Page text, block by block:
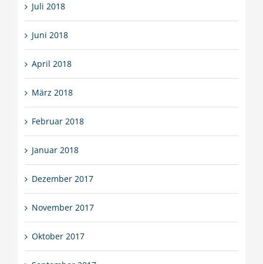
Juli 2018
Juni 2018
April 2018
März 2018
Februar 2018
Januar 2018
Dezember 2017
November 2017
Oktober 2017